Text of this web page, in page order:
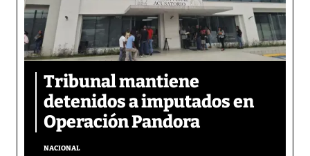
Tribunal mantiene
detenidos a imputados en
Operación Pandora
NACIONAL